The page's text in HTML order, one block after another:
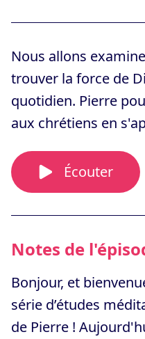
Nous allons
trouver la force de
quotidien. Pierre
aux chrétiens en
Écouter
Notes de
Bonjour, et
série d’études
de Pierre !